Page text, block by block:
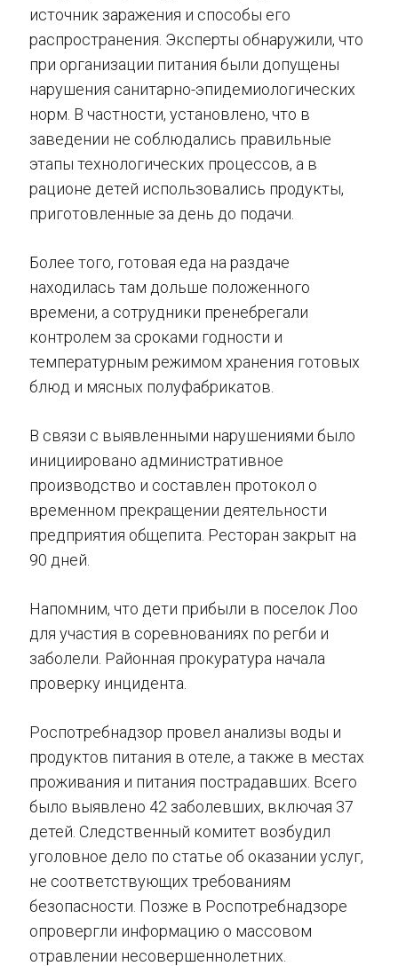
источник заражения и способы его
распространения. Эксперты обнаружили, что
при организации питания были допущены
нарушения санитарно-эпидемиологических
норм. В частности, установлено, что в
заведении не соблюдались правильные
этапы технологических процессов, а в
рационе детей использовались продукты,
приготовленные за день до подачи.
Более того, готовая еда на раздаче
находилась там дольше положенного
времени, а сотрудники пренебрегали
контролем за сроками годности и
температурным режимом хранения готовых
блюд и мясных полуфабрикатов.
В связи с выявленными нарушениями было
инициировано административное
производство и составлен протокол о
временном прекращении деятельности
предприятия общепита. Ресторан закрыт на
90 дней.
Напомним, что дети прибыли в поселок Лоо
для участия в соревнованиях по регби и
заболели. Районная прокуратура начала
проверку инцидента.
Роспотребнадзор провел анализы воды и
продуктов питания в отеле, а также в местах
проживания и питания пострадавших. Всего
было выявлено 42 заболевших, включая 37
детей. Следственный комитет возбудил
уголовное дело по статье об оказании услуг,
не соответствующих требованиям
безопасности. Позже в Роспотребнадзоре
опровергли информацию о массовом
отравлении несовершеннолетних.